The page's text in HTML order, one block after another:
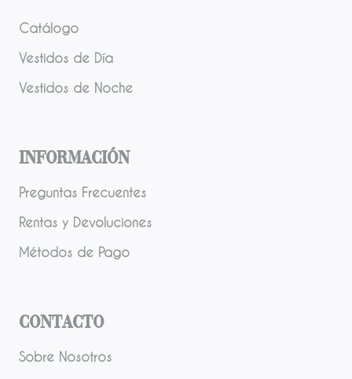
Catálogo
Vestidos de Día
Vestidos de Noche
Información
Preguntas Frecuentes
Rentas y Devoluciones
Métodos de Pago
Contacto
Sobre Nosotros